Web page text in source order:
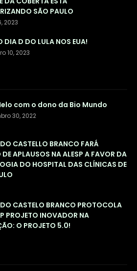
SÃO PAULO
2023
DIA D DO LULA NOS EUA!
10, 2023
com o dono da Bio Mundo
30, 2022
CASTELLO BRANCO FARÁ
APLAUSOS NA ALESP A FAVOR DA
DO HOSPITAL DAS CLÍNICAS DE
CASTELO BRANCO PROTOCOLA
PROJETO INOVADOR NA
O PROJETO 5.0!